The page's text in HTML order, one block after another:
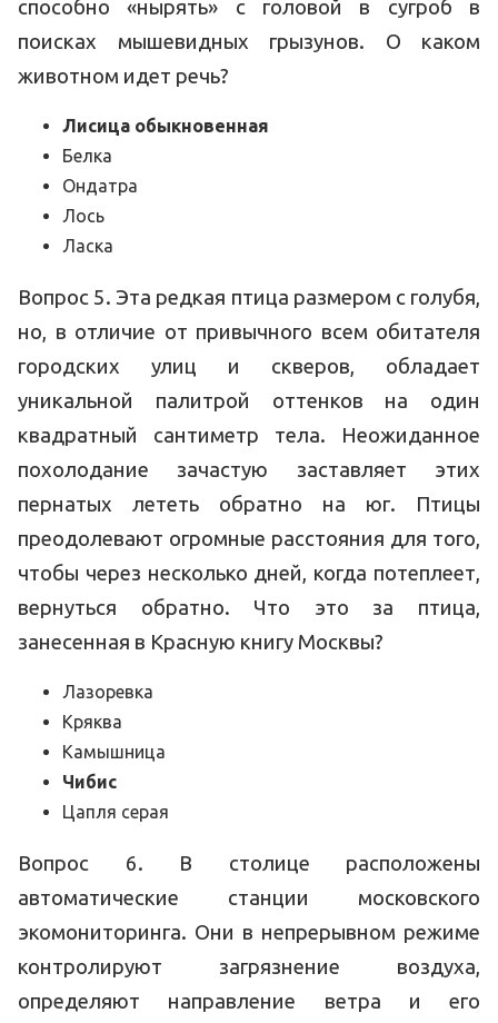
способно «нырять» с головой в сугроб в
поисках мышевидных грызунов. О каком
животном идет речь?
Лисица обыкновенная
Белка
Ондатра
Лось
Ласка
Вопрос 5. Эта редкая птица размером с голубя,
но, в отличие от привычного всем обитателя
городских улиц и скверов, обладает
уникальной палитрой оттенков на один
квадратный сантиметр тела. Неожиданное
похолодание зачастую заставляет этих
пернатых лететь обратно на юг. Птицы
преодолевают огромные расстояния для того,
чтобы через несколько дней, когда потеплеет,
вернуться обратно. Что это за птица,
занесенная в Красную книгу Москвы?
Лазоревка
Кряква
Камышница
Чибис
Цапля серая
Вопрос 6. В столице расположены
автоматические станции московского
экомониторинга. Они в непрерывном режиме
контролируют загрязнение воздуха,
определяют направление ветра и его